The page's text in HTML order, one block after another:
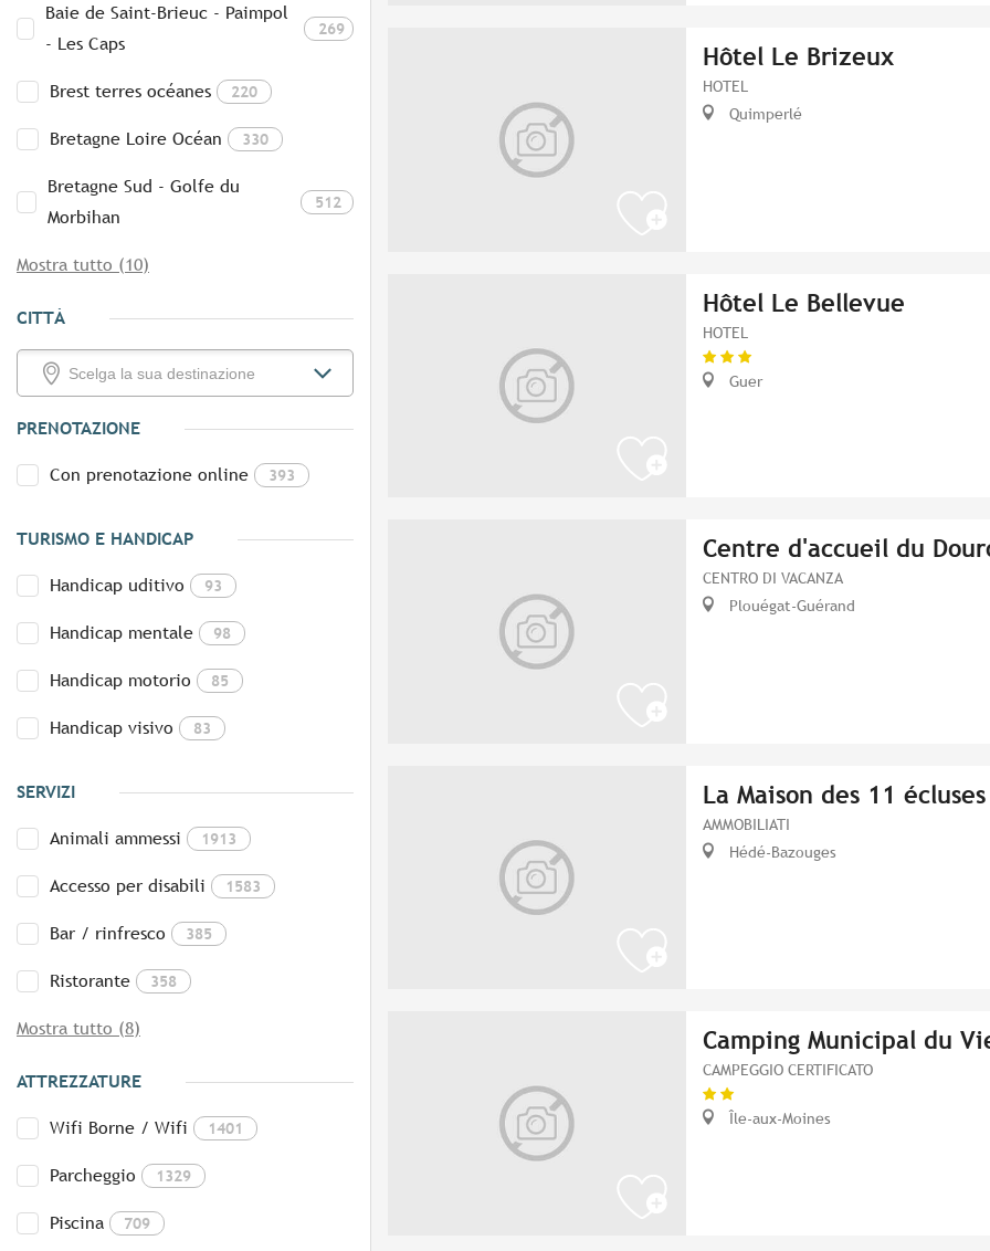
Baie de Saint-Brieuc - Paimpol
- Les Caps
269
Brest terres océanes 220
Bretagne Loire Océan 330
Bretagne Sud - Golfe du
Morbihan
512
Mostra tutto (10)
CITTÀ
PRENOTAZIONE
Con prenotazione online 393
TURISMO E HANDICAP
Handicap uditivo 93
Handicap mentale 98
Handicap motorio 85
Handicap visivo 83
SERVIZI
Animali ammessi 1913
Accesso per disabili 1583
Bar / rinfresco 385
Ristorante 358
Mostra tutto (8)
ATTREZZATURE
Wifi Borne / Wifi 1401
Parcheggio 1329
Piscina 709
Hôtel Le Brizeux
HOTEL
Quimperlé
Hôtel Le Bellevue
HOTEL
Guer
Centre d'accueil du
CENTRO DI VACANZA
Plouégat-Guérand
La Maison des 11 écluses
AMMOBILIATI
Hédé-Bazouges
Camping Municipal du
CAMPEGGIO CERTIFICATO
Île-aux-Moines